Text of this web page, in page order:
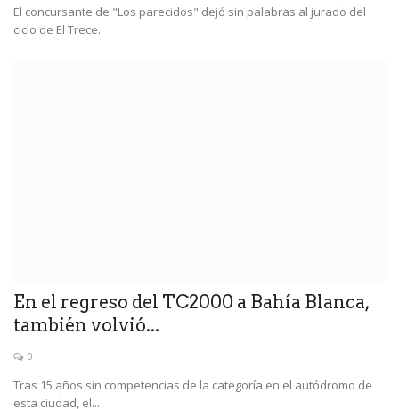
El concursante de "Los parecidos" dejó sin palabras al jurado del
ciclo de El Trece.
En el regreso del TC2000 a Bahía Blanca,
también volvió...
0
Tras 15 años sin competencias de la categoría en el autódromo de
esta ciudad, el...